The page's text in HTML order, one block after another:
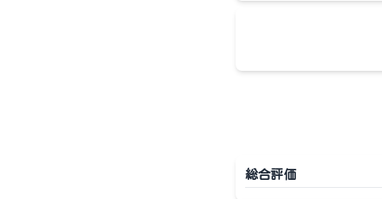
総合評価